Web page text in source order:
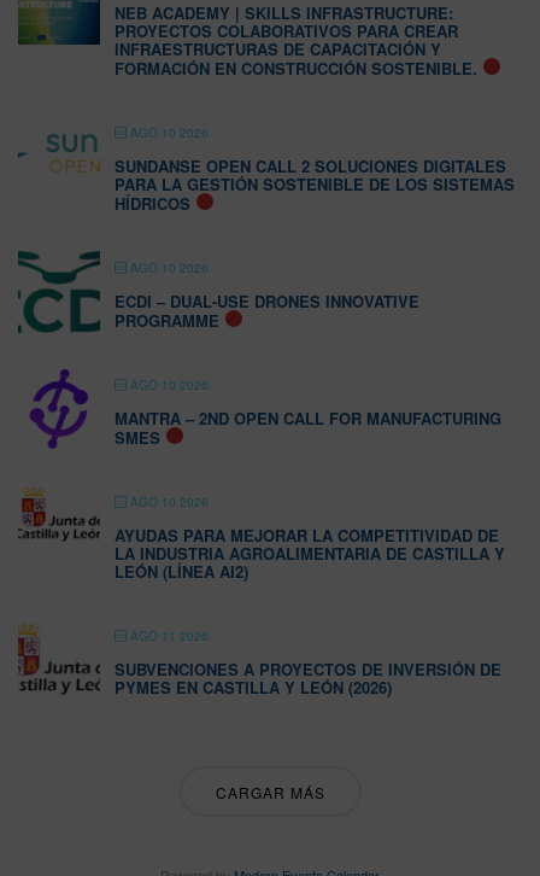
NEB ACADEMY | SKILLS INFRASTRUCTURE:
PROYECTOS COLABORATIVOS PARA CREAR
INFRAESTRUCTURAS DE CAPACITACIÓN Y
FORMACIÓN EN CONSTRUCCIÓN SOSTENIBLE.
AGO 10 2026
SUNDANSE OPEN CALL 2 SOLUCIONES DIGITALES
PARA LA GESTIÓN SOSTENIBLE DE LOS SISTEMAS
HÍDRICOS
AGO 10 2026
ECDI – DUAL-USE DRONES INNOVATIVE
PROGRAMME
AGO 10 2026
MANTRA – 2ND OPEN CALL FOR MANUFACTURING
SMES
AGO 10 2026
AYUDAS PARA MEJORAR LA COMPETITIVIDAD DE
LA INDUSTRIA AGROALIMENTARIA DE CASTILLA Y
LEÓN (LÍNEA AI2)
AGO 11 2026
SUBVENCIONES A PROYECTOS DE INVERSIÓN DE
PYMES EN CASTILLA Y LEÓN (2026)
CARGAR MÁS